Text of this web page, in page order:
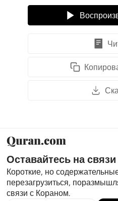
Оставайтесь на
Короткие, но
перезагрузиться,
связи с Кораном.